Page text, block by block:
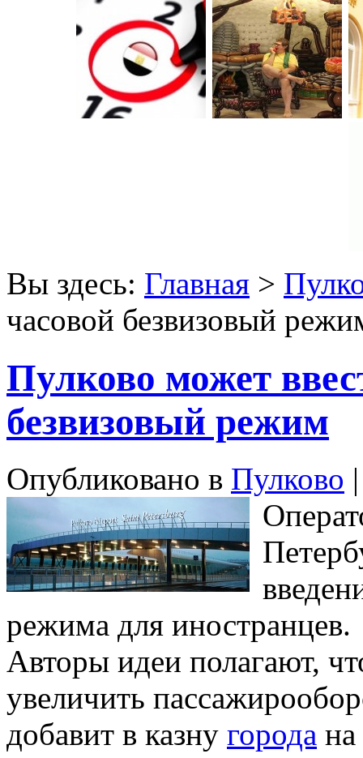
Вы здесь: Главная >
часовой безвизовый
Пулково может
безвизовый режим
Опубликовано в Пулково
режима для иностранцев.
Авторы идеи полагают,
увеличить
добавит в казну города